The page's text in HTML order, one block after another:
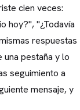
cien veces:
hoy?", "¿Todavía
respuestas
una pestaña y lo
seguimiento a
mensaje, y